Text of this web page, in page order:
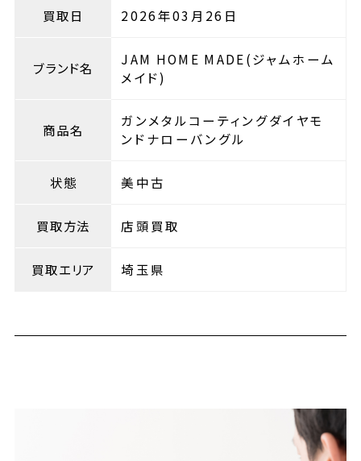
買取日 2026年03月26日
ブランド名
JAM HOME MADE(ジャムホーム
メイド)
商品名
ガンメタルコーティングダイヤモ
ンドナローバングル
状態 美中古
買取方法 店頭買取
買取エリア 埼玉県